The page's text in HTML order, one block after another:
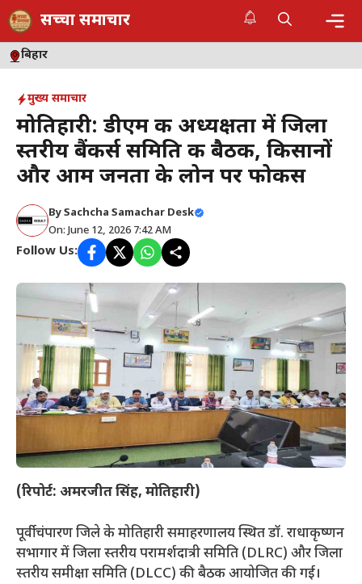
Skip
to
content
सच्चा समाचार
बिहार
मुख्य समाचार
मोतिहारी: डीएम की अध्यक्षता में जिला
स्तरीय बैंकर्स समिति की बैठक, किसानों
और आम जनता के लोन पर फोकस
BySachcha Samachar Desk
On: June 12, 2026 7:42 AM
Follow Us:
(रिपोर्ट: अमरजीत सिंह, मोतिहारी)
​पूर्वी चंपारण जिले के मोतिहारी समाहरणालय स्थित डॉ. राधाकृष्णन
सभागार में जिला स्तरीय परामर्शदात्री समिति (DLRC) और जिला
स्तरीय समीक्षा समिति (DLCC) की बैठक आयोजित की गई।